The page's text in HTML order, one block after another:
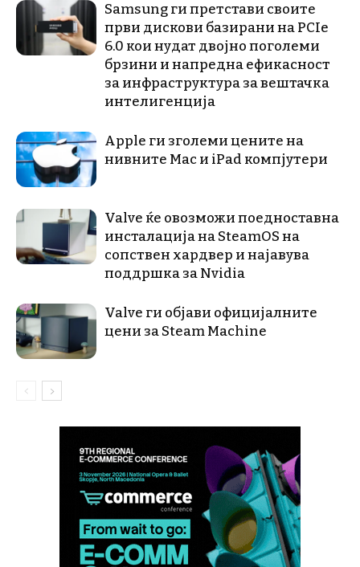
Samsung ги претстави своите
први дискови базирани на PCIe
6.0 кои нудат двојно поголеми
брзини и напредна ефикасност
за инфраструктура за вештачка
интелигенција
Apple ги зголеми цените на
нивните Mac и iPad компјутери
Valve ќе овозможи поедноставна
инсталација на SteamOS на
сопствен хардвер и најавува
поддршка за Nvidia
Valve ги објави официјалните
цени за Steam Machine